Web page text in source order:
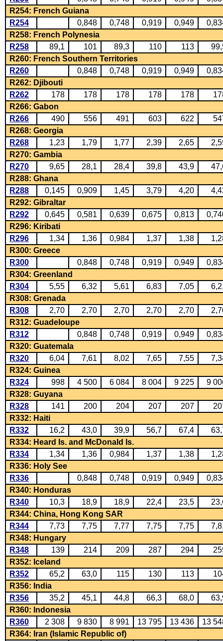
R254: French Guiana
R254
0,848 0,748 0,919 0,949
R258: French Polynesia
R258
89,1 101 89,3 110 113
R260: French Southern Territories
R260
0,848 0,748 0,919 0,949
R262: Djibouti
R262
178 178 178 178 178
R266: Gabon
R266
490 556 491 603 622
R268: Georgia
R268
1,23 1,79 1,77 2,39 2,65
R270: Gambia
R270
9,65 28,1 28,4 39,8 43,9
R288: Ghana
R288
0,145 0,909 1,45 3,79 4,20
R292: Gibraltar
R292
0,645 0,581 0,639 0,675 0,813
R296: Kiribati
R296
1,34 1,36 0,984 1,37 1,38
R300: Greece
R300
0,848 0,748 0,919 0,949
R304: Greenland
R304
5,55 6,32 5,61 6,83 7,05
R308: Grenada
R308
2,70 2,70 2,70 2,70 2,70
R312: Guadeloupe
R312
0,848 0,748 0,919 0,949
R320: Guatemala
R320
6,04 7,61 8,02 7,65 7,55
R324: Guinea
R324
998 4 500 6 084 8 004 9 225
9
R328: Guyana
R328
141 200 204 207 207
R332: Haiti
R332
16,2 43,0 39,9 56,7 67,4
R334: Heard Is. and McDonald Is.
R334
1,34 1,36 0,984 1,37 1,38
R336: Holy See
R336
0,848 0,748 0,919 0,949
R340: Honduras
R340
10,3 18,9 18,9 22,4 23,5
R344: China, Hong Kong SAR
R344
7,73 7,75 7,77 7,75 7,75
R348: Hungary
R348
139 214 209 287 294
R352: Iceland
R352
65,2 63,0 115 130 113
R356: India
R356
35,2 45,1 44,8 66,3 68,0
R360: Indonesia
R360
2 308 9 830 8 991 13 795 13 436
13
R364: Iran (Islamic Republic of)